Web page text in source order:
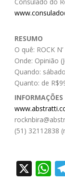
RESUMO
O quê: ROCK
Onde: Opinião
Quando:
Quanto: de
INFORMAÇÕES
(51) 32112838
X